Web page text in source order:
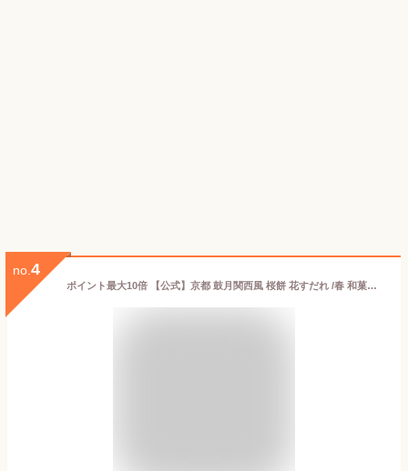
no. 4
ポイント最大10倍 【公式】京都 鼓月関西風 桜餅 花すだれ /春 和菓子 京都 お菓子 お取り寄せ ギフト プチギフト 内祝い お返し 関西風 桜もち 桜 さくら餅 さくら 春 お花見 内祝 お見舞い 菓子 入学祝 卒業祝 就職祝 引っ越し 贈り物 ご家庭用【エントリーでUP!】